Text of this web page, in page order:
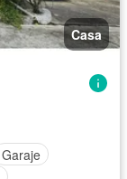
Casa
Garaje